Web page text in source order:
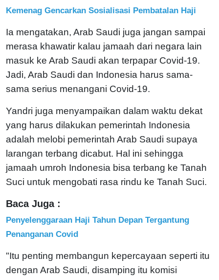
Kemenag Gencarkan Sosialisasi Pembatalan Haji
Ia mengatakan, Arab Saudi juga jangan sampai
merasa khawatir kalau jamaah dari negara lain
masuk ke Arab Saudi akan terpapar Covid-19.
Jadi, Arab Saudi dan Indonesia harus sama-
sama serius menangani Covid-19.
Yandri juga menyampaikan dalam waktu dekat
yang harus dilakukan pemerintah Indonesia
adalah melobi pemerintah Arab Saudi supaya
larangan terbang dicabut. Hal ini sehingga
jamaah umroh Indonesia bisa terbang ke Tanah
Suci untuk mengobati rasa rindu ke Tanah Suci.
Baca Juga :
Penyelenggaraan Haji Tahun Depan Tergantung
Penanganan Covid
"Itu penting membangun kepercayaan seperti itu
dengan Arab Saudi, disamping itu komisi